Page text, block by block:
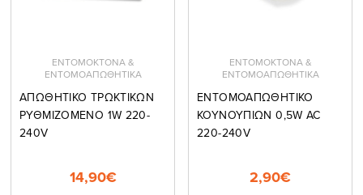
ΕΝΤΟΜΟΚΤΟΝΑ &
ΕΝΤΟΜΟΑΠΩΘΗΤΙΚΑ
ΑΠΩΘΗΤΙΚΟ ΤΡΩΚΤΙΚΩΝ
ΡΥΘΜΙΖΟΜΕΝΟ 1W 220-
240V
14,90€
ΕΝΤΟΜΟΚΤΟΝΑ &
ΕΝΤΟΜΟΑΠΩΘΗΤΙΚΑ
ΕΝΤΟΜΟΑΠΩΘΗΤΙΚΟ
ΚΟΥΝΟΥΠΙΩΝ 0,5W AC
220-240V
2,90€